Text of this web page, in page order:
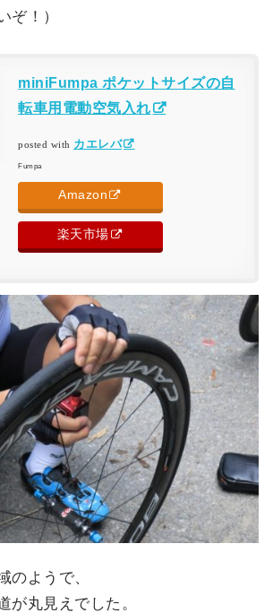
ぞ！）
miniFumpa ポケットサイズの自
転車用電動空気入れ
posted with カエレバ
Fumpa
Amazon
楽天市場
のようで、
が丸見えでした。